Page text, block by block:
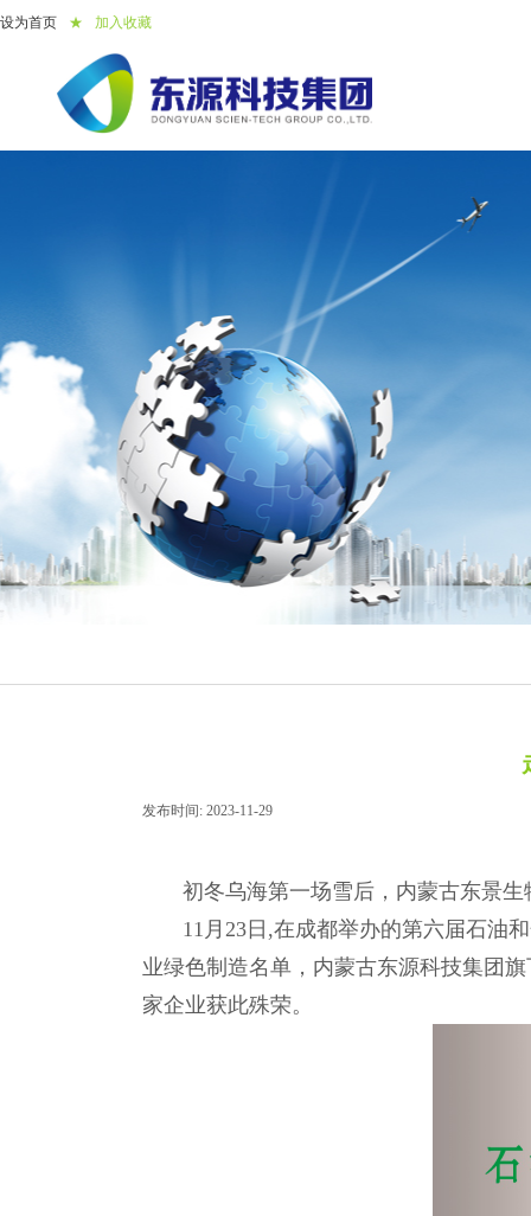
设为首页 ★ 加入收藏
发布时间: 2023-11-29
初冬乌海第一场雪后，内蒙古东景
11月23日,在成都举办的第六届石油
业绿色制造名单，内蒙古东源科技集团
家企业获此殊荣。